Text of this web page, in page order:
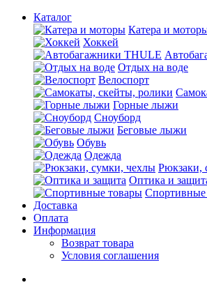
Каталог
Катера и
Хоккей
Отдых на воде
Велоспорт
Горные лыжи
Сноуборд
Беговые лыжи
Обувь
Одежда
Рюкзаки,
Оптика и
Спортивные
Доставка
Оплата
Информация
Возврат товара
Условия соглашения